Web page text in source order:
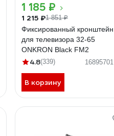
1 185 ₽
1 215 ₽1 851 ₽
Фиксированный кронштейн
для телевизора 32-65
ONKRON Black FM2
4.8(339) 16895701
В корзину